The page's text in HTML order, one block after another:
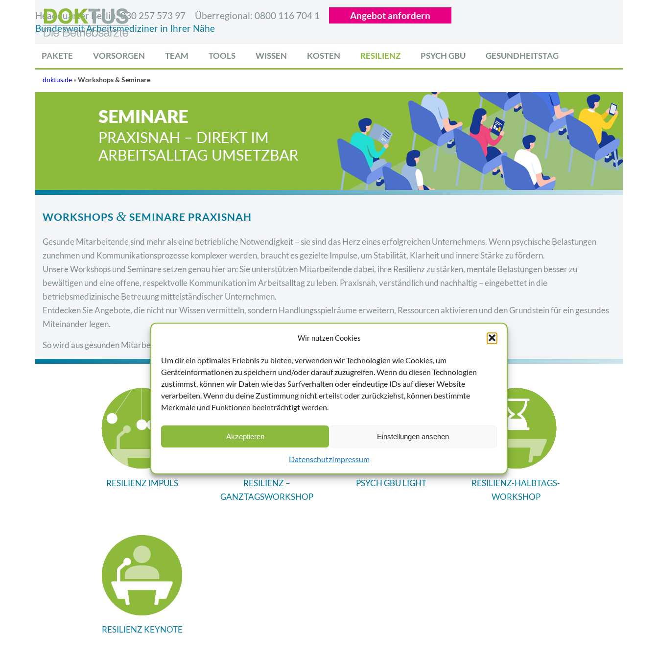
Wir nutzen Cookies
Um dir ein optimales Erlebnis zu bieten, verwenden wir Technologien wie Cookies, um
Geräteinformationen zu speichern und/oder darauf zuzugreifen. Wenn du diesen Technologien
zustimmst, können wir Daten wie das Surfverhalten oder eindeutige IDs auf dieser Website
verarbeiten. Wenn du deine Zustimmung nicht erteilst oder zurückziehst, können bestimmte
Merkmale und Funktionen beeinträchtigt werden.
Akzeptieren Einstellungen ansehen
DatenschutzImpressum
Headquarter Berlin:030 257 573 97 Überregional: 0800 116 704 1
Angebot anfordern
Bundesweit Arbeitsmediziner in Ihrer Nähe
PAKETE VORSORGEN TEAM TOOLS WISSEN KOSTEN RESILIENZ PSYCH GBU GESUNDHEITSTAG
doktus.de »Workshops & Seminare
WORKSHOPS & SEMINARE PRAXISNAH
Gesunde Mitarbeitende sind mehr als eine betriebliche Notwendigkeit – sie sind das Herz eines erfolgreichen Unternehmens. Wenn psychische Belastungen
zunehmen und Kommunikationsprozesse komplexer werden, braucht es gezielte Impulse, um Stabilität, Klarheit und innere Stärke zu fördern.
Unsere Workshops und Seminare setzen genau hier an: Sie unterstützen Mitarbeitende dabei, ihre Resilienz zu stärken, mentale Belastungen besser zu
bewältigen und eine offene, respektvolle Kommunikation im Arbeitsalltag zu leben. Praxisnah, verständlich und nachhaltig – eingebettet in die
betriebsmedizinische Betreuung mittelständischer Unternehmen.
Entdecken Sie Angebote, die nicht nur Wissen vermitteln, sondern Handlungsspielräume erweitern, Ressourcen aktivieren und den Grundstein für ein gesundes
Miteinander legen.
So wird aus gesunden Mitarbeitern eine gesunde Firma!
RESILIENZ IMPULS
RESILIENZ –
GANZTAGSWORKSHOP
PSYCH GBU LIGHT
RESILIENZ-HALBTAGS-
WORKSHOP
RESILIENZ KEYNOTE